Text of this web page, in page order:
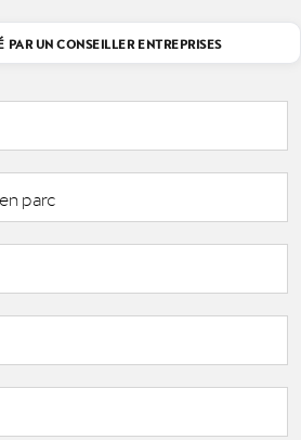
PAR UN CONSEILLER ENTREPRISES